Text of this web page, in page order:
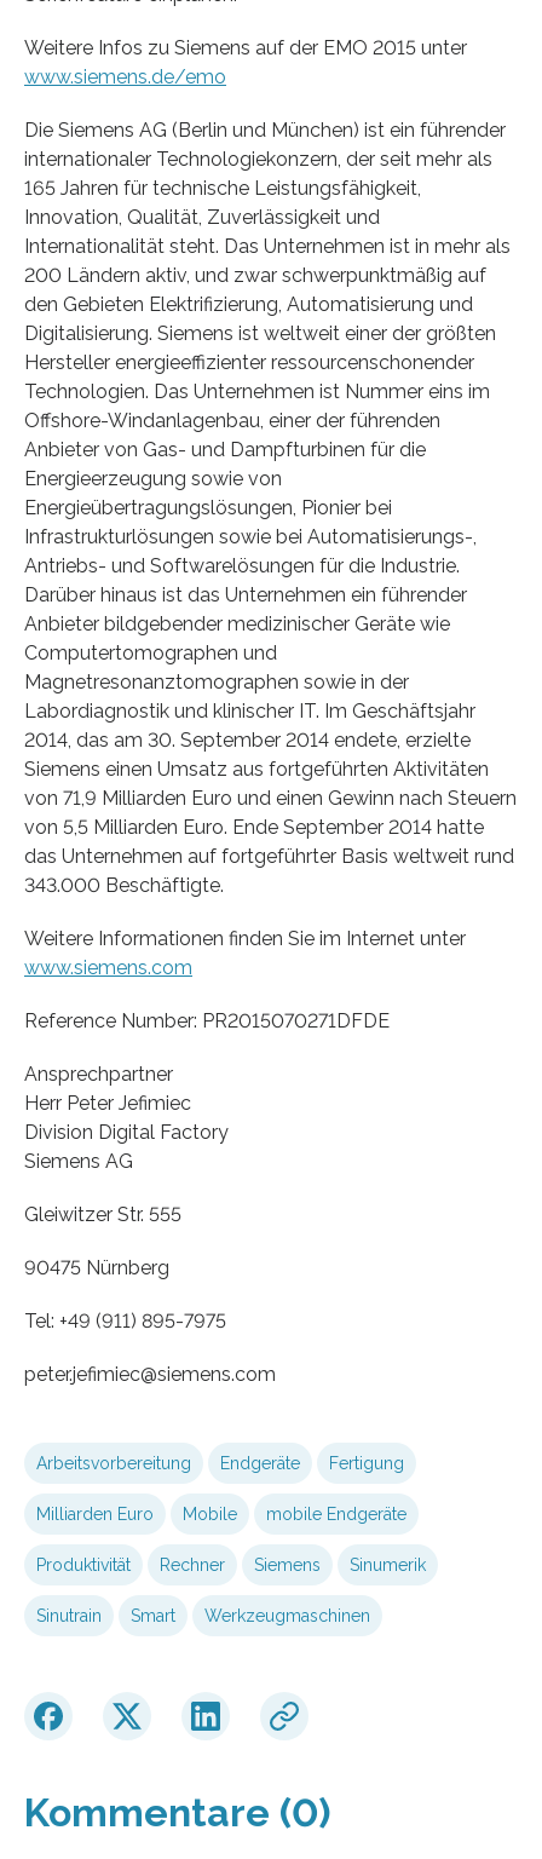
Weitere Infos zu Siemens auf der EMO 2015 unter
www.siemens.de/emo
Die Siemens AG (Berlin und München) ist ein führender
internationaler Technologiekonzern, der seit mehr als
165 Jahren für technische Leistungsfähigkeit,
Innovation, Qualität, Zuverlässigkeit und
Internationalität steht. Das Unternehmen ist in mehr als
200 Ländern aktiv, und zwar schwerpunktmäßig auf
den Gebieten Elektrifizierung, Automatisierung und
Digitalisierung. Siemens ist weltweit einer der größten
Hersteller energieeffizienter ressourcenschonender
Technologien. Das Unternehmen ist Nummer eins im
Offshore-Windanlagenbau, einer der führenden
Anbieter von Gas- und Dampfturbinen für die
Energieerzeugung sowie von
Energieübertragungslösungen, Pionier bei
Infrastrukturlösungen sowie bei Automatisierungs-,
Antriebs- und Softwarelösungen für die Industrie.
Darüber hinaus ist das Unternehmen ein führender
Anbieter bildgebender medizinischer Geräte wie
Computertomographen und
Magnetresonanztomographen sowie in der
Labordiagnostik und klinischer IT. Im Geschäftsjahr
2014, das am 30. September 2014 endete, erzielte
Siemens einen Umsatz aus fortgeführten Aktivitäten
von 71,9 Milliarden Euro und einen Gewinn nach Steuern
von 5,5 Milliarden Euro. Ende September 2014 hatte
das Unternehmen auf fortgeführter Basis weltweit rund
343.000 Beschäftigte.
Weitere Informationen finden Sie im Internet unter
www.siemens.com
Reference Number: PR2015070271DFDE
Ansprechpartner
Herr Peter Jefimiec
Division Digital Factory
Siemens AG
Gleiwitzer Str. 555
90475 Nürnberg
Tel: +49 (911) 895-7975
peter.jefimiec​@siemens.com
Arbeitsvorbereitung Endgeräte Fertigung
Milliarden Euro Mobile mobile Endgeräte
Produktivität Rechner Siemens Sinumerik
Sinutrain Smart Werkzeugmaschinen
Kommentare (0)